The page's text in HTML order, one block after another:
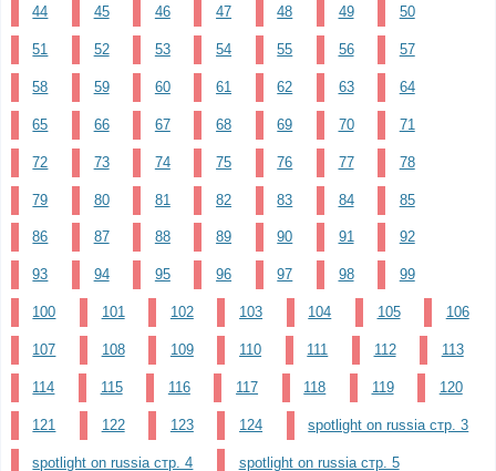
44 45 46 47 48 49 50
51 52 53 54 55 56 57
58 59 60 61 62 63 64
65 66 67 68 69 70 71
72 73 74 75 76 77 78
79 80 81 82 83 84 85
86 87 88 89 90 91 92
93 94 95 96 97 98 99
100 101 102 103 104 105 106
107 108 109 110 111 112 113
114 115 116 117 118 119 120
121 122 123 124 spotlight on russia стр. 3
spotlight on russia стр. 4 spotlight on russia стр. 5